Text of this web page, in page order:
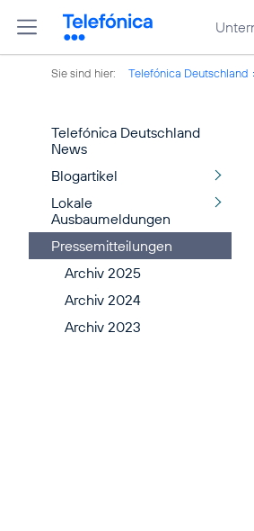
Sie sind hier: Telefónica Deutschland
Telefónica Deutschland
News
Blogartikel
Lokale
Ausbaumeldungen
Pressemitteilungen
Archiv 2025
Archiv 2024
Archiv 2023